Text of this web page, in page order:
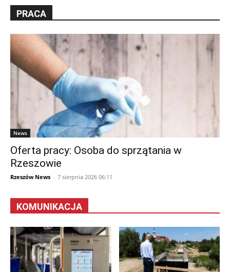
PRACA
News
Oferta pracy: Osoba do sprzątania w
Rzeszowie
Rzeszów News - 7 sierpnia 2026 06:11
KOMUNIKACJA